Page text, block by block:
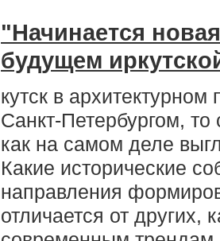
"Начинается
будущем
кутск в
Санкт-Петербургом,
как на самом деле
Какие исторические
направления
отличается от других,